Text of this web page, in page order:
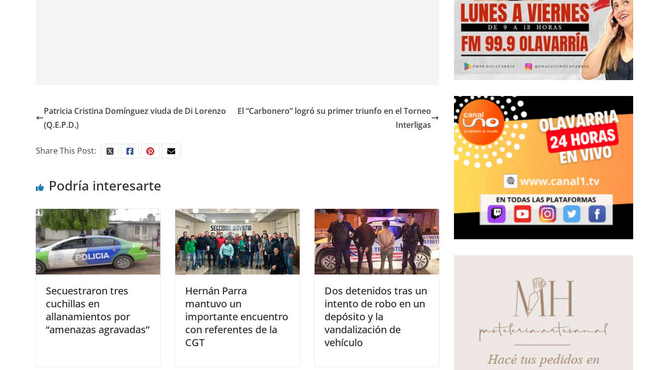
Patricia Cristina Domínguez viuda de Di Lorenzo
(Q.E.P.D.)
El “Carbonero” logró su primer triunfo en el Torneo
Interligas
Share This Post:
Podría interesarte
Secuestraron tres
cuchillas en
allanamientos por
“amenazas agravadas”
Hernán Parra
mantuvo un
importante encuentro
con referentes de la
CGT
Dos detenidos tras un
intento de robo en un
depósito y la
vandalización de
vehículo